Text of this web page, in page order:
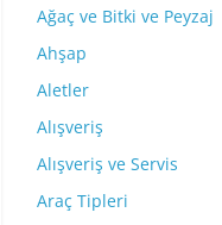
Ağaç ve Bitki ve Peyzaj
Ahşap
Aletler
Alışveriş
Alışveriş ve Servis
Araç Tipleri